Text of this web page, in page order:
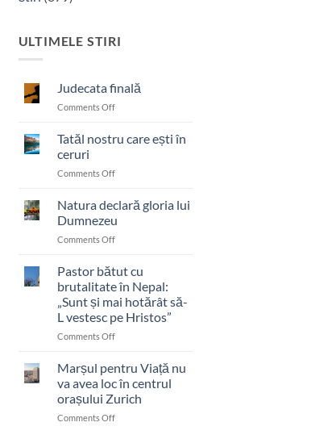
ULTIMELE STIRI
Judecata finală
Comments Offon
Tatăl nostru care ești în
ceruri
Comments Offon
nostru
ești
în
Natura declară gloria lui
Dumnezeu
Comments Offon
declară
lui
Dumnezeu
Pastor bătut cu
brutalitate în Nepal:
„Sunt și mai hotărât să-
L vestesc pe Hristos”
Comments Offon
bătut
brutalitate
în
Nepal:
Marșul pentru Viață nu
va avea loc în centrul
orașului Zurich
Comments Offon